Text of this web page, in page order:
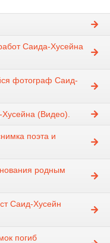
Саида-Хусейна
фотограф Саид-
(Видео).
поэта и
родным
Саид-Хусейн
погиб